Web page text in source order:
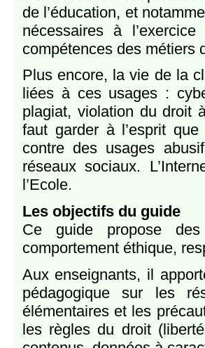
de l’éducation, et
nécessaires à
compétences des métiers
Plus encore, la vie de la
liées à ces usages :
plagiat, violation du droit
faut garder à l’esprit
contre des usages
réseaux sociaux.
l’Ecole.
Les objectifs du guide
Ce guide propose
comportement éthique,
Aux enseignants, il
pédagogique sur les
élémentaires et les
les règles du droit